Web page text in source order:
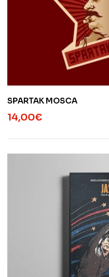
SPARTAK MOSCA
14,00€